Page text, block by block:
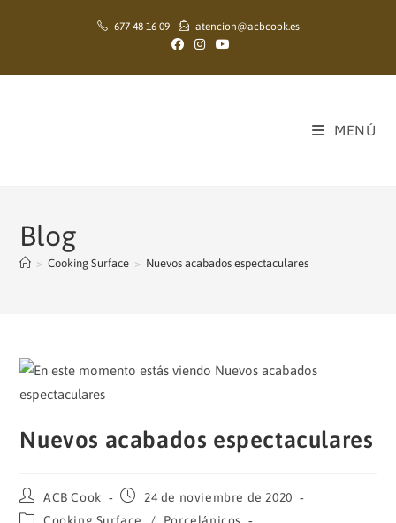
677 48 16 09 atencion@acbcook.es
MENÚ
Blog
> Cooking Surface > Nuevos acabados espectaculares
Nuevos acabados espectaculares
Autor
de
ACB Cook
Publicación
24 de noviembre de 2020
Categoría